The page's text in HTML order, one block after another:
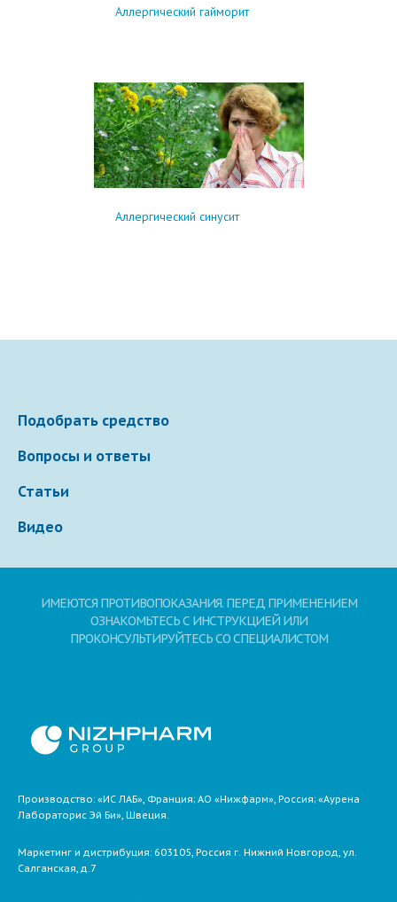
Аллергический гайморит
Аллергический синусит
Подобрать средство
Вопросы и ответы
Статьи
Видео
ИМЕЮТСЯ ПРОТИВОПОКАЗАНИЯ. ПЕРЕД ПРИМЕНЕНИЕМ
ОЗНАКОМЬТЕСЬ С ИНСТРУКЦИЕЙ ИЛИ
ПРОКОНСУЛЬТИРУЙТЕСЬ СО СПЕЦИАЛИСТОМ
Производство: «ИС ЛАБ», Франция; АО «Нижфарм», Россия; «Аурена
Лабораторис Эй Би», Швеция.
Маркетинг и дистрибуция: 603105, Россия г. Нижний Новгород, ул.
Салганская, д.7